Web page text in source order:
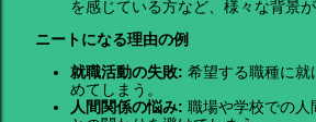
を感じている方など、様々な背景が
ニートになる理由の例
就職活動の失敗: 希望する職種に就
めてしまう。
人間関係の悩み: 職場や学校での人